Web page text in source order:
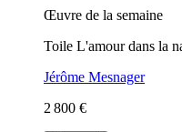
Œuvre de la semaine
Toile L'amour dans la
Jérôme Mesnager
2 800 €